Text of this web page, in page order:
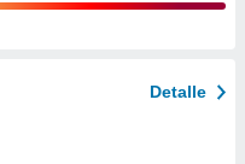
Detalle